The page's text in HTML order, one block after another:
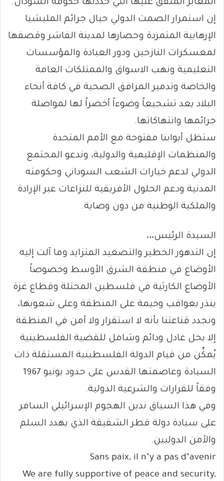
المعابر المتفق عليها التي حددتها حكومة السودان.
إن استمرار الصمت الدولي حيال جرائم المليشيا
الإرهابية المتمردة وحصارها لمدينة الفاشر وقصفها
لمعسكرات النازحين ودور العبادة والمؤسسات
التعليمية ونهب الاسواق والممتلكات العامة
والخاصة وتدمير المرافق الصحية في كافة أنحاء
البلاد يعد تشجيعاً وضوءاً أخضراً لها لمواصلة
جرائمها وانتهاكاتها.
ستظل أبوابنا مفتوحة مع الأمم المتحدة
والمنظمات الإقليمية والدولية، وندعو المجتمع
الدولي لدعم خيارات الشعب السوداني وحكومته
المدنية ودعم الحلول الأفريقية للنزاعات عبر الإرادة
والملكية الوطنية من دون وصاية.
السيدة الرئيس،،،
إن التدهور الخطير والتصعيد المتزايد وما آلت إليه
الأوضاع في منطقة الشرق الأوسط وخصوصاً
الأوضاع الكارثية في فلسطين المحتلة وقطاع غزة
ينذر بعواقب وخيمة على المنطقة وعلى شعوبها،
ونجدد قناعتنا بأنه لا استقرار ولا أمن في المنطقة
إلا بحل عادل ودائم وشامل للقضية الفلسطينية
يُمكِّن من قيام الدولة الفلسطينية المستقلة ذات
السيادة وعاصمتها القدس على حدود يونيو 1967
وفقاً للقرارات والشرعية الدولية.
وفي هذا السياق ندين الهجوم الإسرائيلي السافر
على سيادة دولة قطر الشقيقة الذي يهدد السلم
والأمن الدوليين.
Sans paix, il n’y a pas d’avenir
We are fully supportive of peace and security,